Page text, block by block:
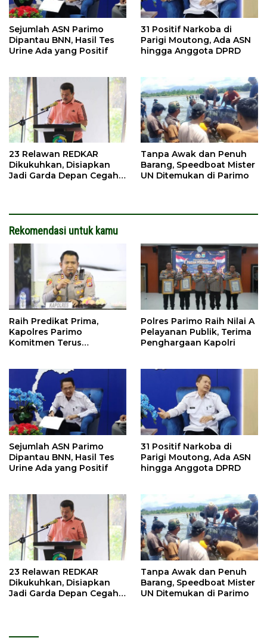
Sejumlah ASN Parimo
Dipantau BNN, Hasil Tes
Urine Ada yang Positif
31 Positif Narkoba di
Parigi Moutong, Ada ASN
hingga Anggota DPRD
23 Relawan REDKAR
Dikukuhkan, Disiapkan
Jadi Garda Depan Cegah
Tanpa Awak dan Penuh
Barang, Speedboat Mister
UN Ditemukan di Parimo
Rekomendasi untuk kamu
Raih Predikat Prima,
Kapolres Parimo
Komitmen Terus
Polres Parimo Raih Nilai A
Pelayanan Publik, Terima
Penghargaan Kapolri
Sejumlah ASN Parimo
Dipantau BNN, Hasil Tes
Urine Ada yang Positif
31 Positif Narkoba di
Parigi Moutong, Ada ASN
hingga Anggota DPRD
23 Relawan REDKAR
Dikukuhkan, Disiapkan
Jadi Garda Depan Cegah
Tanpa Awak dan Penuh
Barang, Speedboat Mister
UN Ditemukan di Parimo